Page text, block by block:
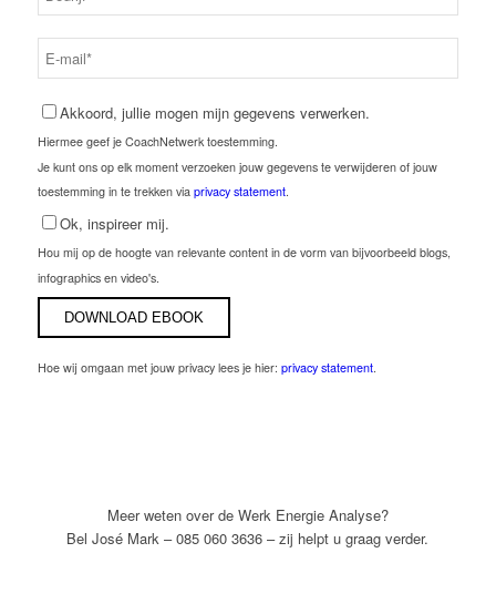
Akkoord, jullie mogen mijn gegevens verwerken.
Hiermee geef je CoachNetwerk toestemming.
Je kunt ons op elk moment verzoeken jouw gegevens te verwijderen of jouw
toestemming in te trekken via privacy statement.
Ok, inspireer mij.
Hou mij op de hoogte van relevante content in de vorm van bijvoorbeeld blogs,
infographics en video's.
Hoe wij omgaan met jouw privacy lees je hier: privacy statement.
Meer weten over de Werk Energie Analyse?
Bel José Mark – 085 060 3636 – zij helpt u graag verder.